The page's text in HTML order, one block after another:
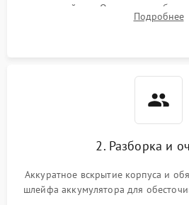
устройства. Оценка
лабораторного блока питания для
Подробнее
2. Разборка и
Аккуратное вскрытие корпуса и
шлейфа аккумулятора для